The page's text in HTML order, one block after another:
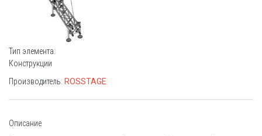
Тип элемента:
Конструкции
Производитель: ROSSTAGE
Описание